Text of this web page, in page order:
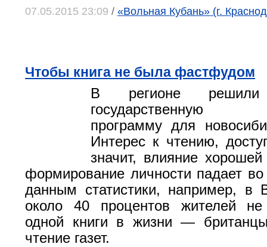
07.05.2015 23:09 / «Вольная Кубань» (г.
Чтобы книга не была фастфудом
В регионе решили
государственную
программу для
Интерес к чтению,
значит, влияние
формирование личности падает
данным статистики, например, в
около 40 процентов жителей
одной книги в жизни — британцы
чтение газет.